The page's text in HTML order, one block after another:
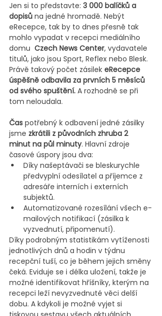
Jen si to představte: 3 000 balíčků a
dopisů na jedné hromadě. Nebýt
eRecepce, tak by to dnes přesně tak
mohlo vypadat v recepci mediálního
domu Czech News Center, vydavatele
titulů, jako jsou Sport, Reflex nebo Blesk.
Právě takový počet zásilek eRecepce
úspěšně odbavila za prvních 5 měsíců
od svého spuštění. A rozhodně se při
tom neloudala.
Čas potřebný k odbavení jedné zásilky
jsme zkrátili z původních zhruba 2
minut na půl minuty. Hlavní zdroje
časové úspory jsou dva:
Díky našeptávači se bleskurychle
předvyplní odesílatel a příjemce z
adresáře interních i externích
subjektů.
Automatizované rozesílání všech e-
mailových notifikací (zásilka k
vyzvednutí, připomenutí).
Díky podrobným statistikám vytíženosti
jednotlivých dnů a hodin v týdnu
recepční tuší, co je během jejich směny
čeká. Eviduje se i délka uložení, takže je
možné identifikovat hříšníky, kterým na
recepci leží nevyzvednuté věci delší
dobu. A kdykoli je možné vyjet si